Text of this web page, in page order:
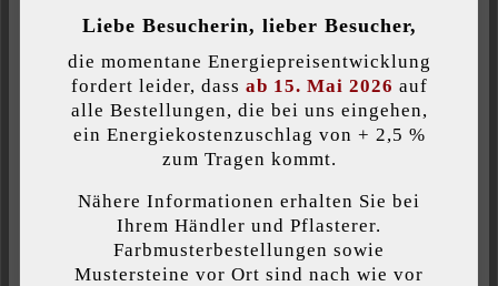
Produktbeschreibung
Der Spezialreiniger C ist ein biologischer Steinreiniger. Mit dem
Spezialreiniger C lassen sich Mörtelreste und Ausblühungen von
Inaktiv
Individuelle Cookies akzeptieren
Funktionalität bieten zu können...Mehr Informationen
Liebe Besucherin, lieber Besucher,
die momentane Energiepreisentwicklung
fordert leider, dass ab 15. Mai 2026 auf
alle Bestellungen, die bei uns eingehen,
ein Energiekostenzuschlag von + 2,5 %
zum Tragen kommt.
Nähere Informationen erhalten Sie bei
Ihrem Händler und Pflasterer.
Farbmusterbestellungen sowie
Mustersteine vor Ort sind nach wie vor